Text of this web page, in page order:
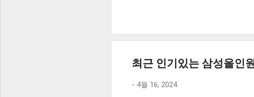
최근 인기있는 삼성올인
- 4월 16, 2024